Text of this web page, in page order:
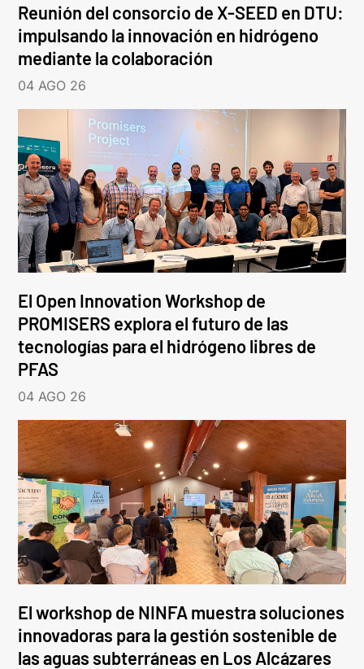
Reunión del consorcio de X-SEED en DTU:
impulsando la innovación en hidrógeno
mediante la colaboración
04 AGO 26
El Open Innovation Workshop de
PROMISERS explora el futuro de las
tecnologías para el hidrógeno libres de
PFAS
04 AGO 26
El workshop de NINFA muestra soluciones
innovadoras para la gestión sostenible de
las aguas subterráneas en Los Alcázares